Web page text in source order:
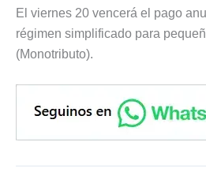
El viernes 20 vencerá el pago
régimen simplificado para
(Monotributo).